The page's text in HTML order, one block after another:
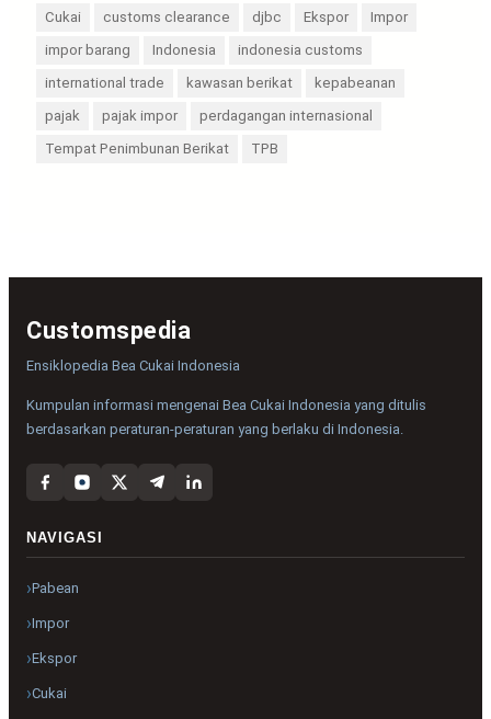
Cukai
customs clearance djbc Ekspor
Impor
impor barang
Indonesia
indonesia customs
international trade
kawasan berikat
kepabeanan
pajak
pajak impor
perdagangan internasional
Tempat Penimbunan Berikat
TPB
Customspedia
Ensiklopedia Bea Cukai Indonesia
Kumpulan informasi mengenai Bea Cukai Indonesia yang ditulis
berdasarkan peraturan-peraturan yang berlaku di Indonesia.
NAVIGASI
Pabean
Impor
Ekspor
Cukai